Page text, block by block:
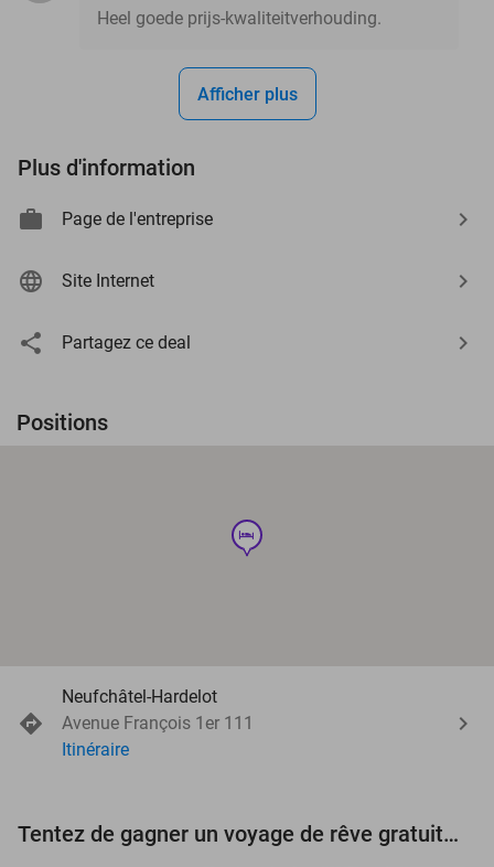
Heel goede prijs-kwaliteitverhouding.
Afficher plus
Plus d'information
Page de l'entreprise
Site Internet
Partagez ce deal
Positions
hotel
Neufchâtel-Hardelot
Avenue François 1er 111
Itinéraire
Tentez de gagner un voyage de rêve gratuit d'une valeur de 3.000 € !